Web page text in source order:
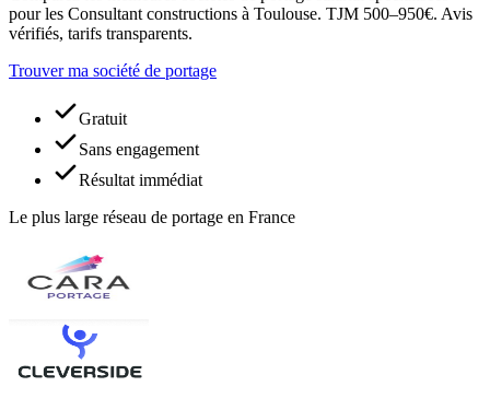
pour les Consultant constructions à Toulouse. TJM 500–950€. Avis
vérifiés, tarifs transparents.
Trouver ma société de portage
Gratuit
Sans engagement
Résultat immédiat
Le plus large réseau de portage en France